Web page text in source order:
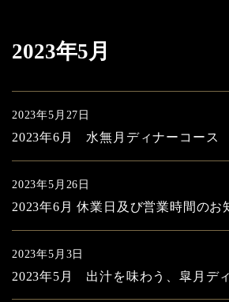
2023年5月
2023年6月 水無月ディナーコース
2023年5月27日
2023年6月 休業日及び営業時間のお
2023年5月26日
2023年5月 出汁を味わう、皐月デ
2023年5月3日